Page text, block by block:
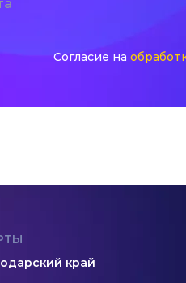
Согласие на
край